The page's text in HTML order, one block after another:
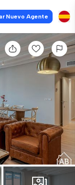
Nuevo Agente